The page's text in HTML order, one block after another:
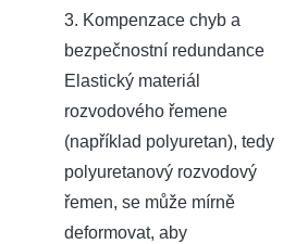
3. Kompenzace chyb a
bezpečnostní redundance
Elastický materiál
rozvodového řemene
(například polyuretan), tedy
polyuretanový rozvodový
řemen, se může mírně
deformovat, aby